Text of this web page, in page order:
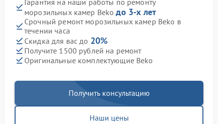
Гарантия на наши работы по ремонту
морозильных камер Bekoдо 3-х лет
Срочный ремонт морозильных камер Beko в
течении часа
Скидка для вас до 20%
Получите 1500 рублей на ремонт
Оригинальные комплектующие Beko
Получить консультацию
Наши цены